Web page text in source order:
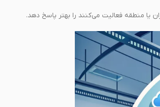
یا منطقه فعالیت می‌کنند را بهتر پاسخ دهد.